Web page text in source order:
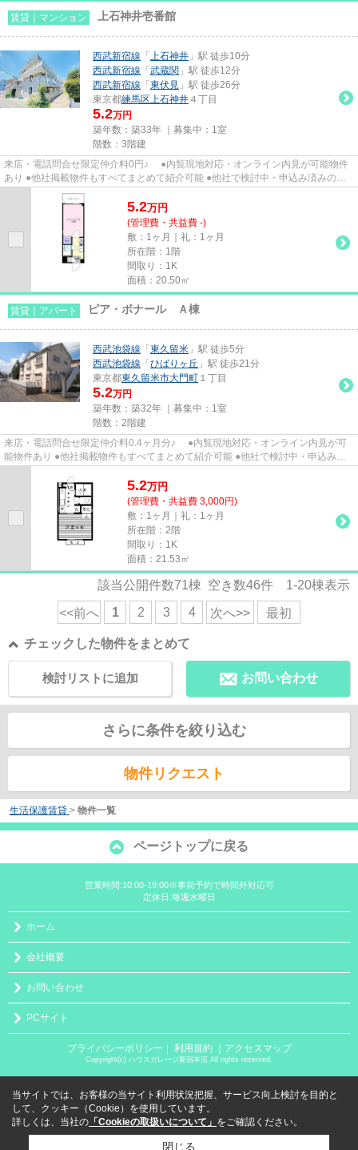
賃貸｜マンション 上石神井壱番館
西武新宿線 「 上石神井 」駅 徒歩10分
西武新宿線 「 武蔵関 」駅 徒歩12分
西武新宿線 「 東伏見 」駅 徒歩26分
東京都練馬区上石神井 ４丁目
5.2万円
築年数：築33年 ｜募集中： 1室
階数：3階建
来店・電話問合せ限定仲介料0円♪ ●内覧現地対応・オンライン内見が可能物件
あり ●他社掲載物件もすべてまとめて紹介可能 ●他社で検討中・申込み済みのお
客様、初期費用がさらに減額...
5.2万円
(管理費・共益費 -)
敷：1ヶ月｜礼：1ヶ月
所在階：1階
間取り：1K
面積：20.50㎡
賃貸｜アパート ピア・ボナール Ａ棟
西武池袋線 「 東久留米 」駅 徒歩5分
西武池袋線 「 ひばりヶ丘 」駅 徒歩21分
東京都東久留米市大門町 １丁目
5.2万円
築年数：築32年 ｜募集中： 1室
階数：2階建
来店・電話問合せ限定仲介料0.4ヶ月分♪ ●内覧現地対応・オンライン内見が可
能物件あり ●他社掲載物件もすべてまとめて紹介可能 ●他社で検討中・申込み済
5.2万円
(管理費・共益費 3,000円)
敷：1ヶ月｜礼：1ヶ月
所在階：2階
間取り：1K
面積：21.53㎡
該当公開件数71棟 空き数46件 1-20棟表示
<<前へ 1 2 3 4 次へ>> 最初
チェックした物件をまとめて
お問い合わせ
検討リストに追加
さらに条件を絞り込む
物件リクエスト
生活保護賃貸 > 物件一覧
ページトップに戻る
営業時間:10:00-19:00※事前予約で時間外対応可
定休日:毎週水曜日
ホーム
会社概要
お問い合わせ
PCサイト
プライバシーポリシー ｜ 利用規約 ｜アクセスマップ
Copyright(c) ハウスガレージ新宿本店 All rights reserved.
当サイトでは、お客様の当サイト利用状況把握、サービス向上検討を目的と
して、クッキー（Cookie）を使用しています。
詳しくは、当社の 「Cookieの取扱いについて」 をご確認ください。
閉じる